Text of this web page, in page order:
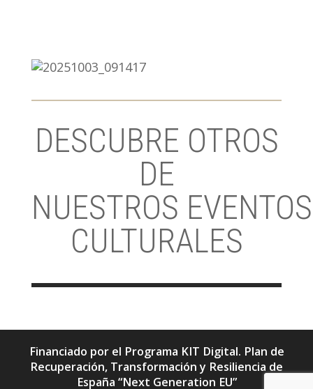
DESCUBRE OTROS
DE
NUESTROS EVENTOS
CULTURALES
Financiado por el Programa KIT Digital. Plan de
Recuperación, Transformación y Resiliencia de
España “Next Generation EU”